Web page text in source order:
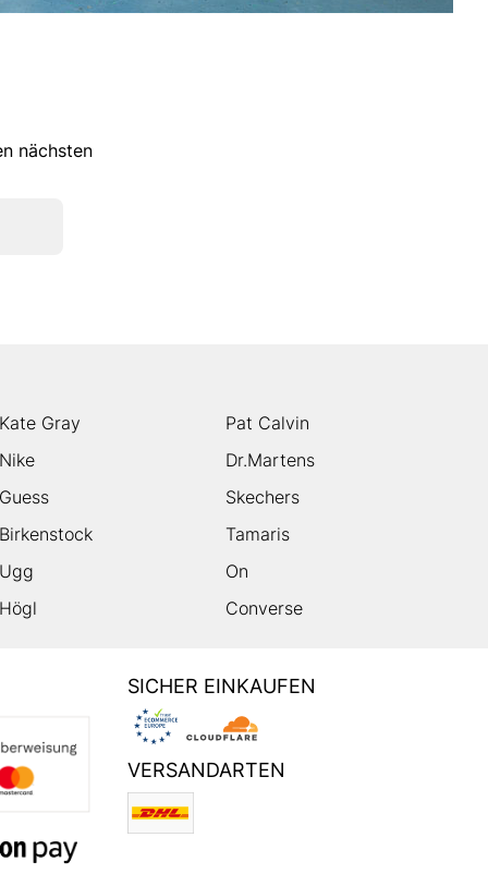
nächsten
Gray
Pat Calvin
Dr.Martens
Skechers
Tamaris
On
Converse
SICHER EINKAUFEN
VERSANDARTEN